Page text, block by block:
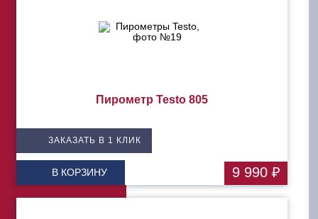
Пирометр Testo 805
ЗАКАЗАТЬ В 1 КЛИК
В КОРЗИНУ 9 990 ₽